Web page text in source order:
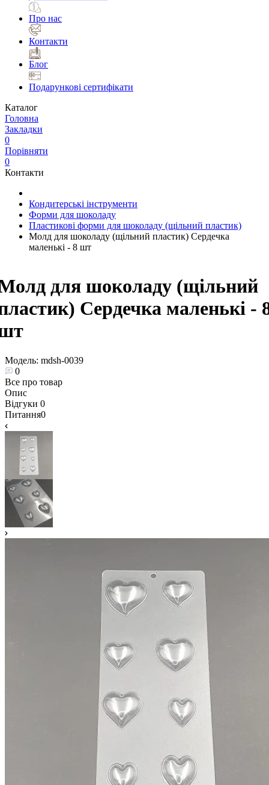
Про нас
Контакти
Блог
Подарункові сертифікати
Каталог
Головна
Закладки
0
Порівняти
0
Контакти
Кондитерські інструменти
Форми для шоколаду
Пластикові форми для шоколаду (щільний пластик)
Молд для шоколаду (щільний пластик) Сердечка
маленькі - 8 шт
для шоколаду (щільний
Сердечка маленькі -
Модель: mdsh-0039
0
Все про товар
Опис
Відгуки 0
Питання0